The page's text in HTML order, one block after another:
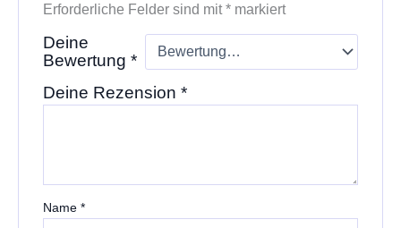
Erforderliche Felder sind mit*markiert
Deine
Bewertung *
Deine Rezension *
Name *